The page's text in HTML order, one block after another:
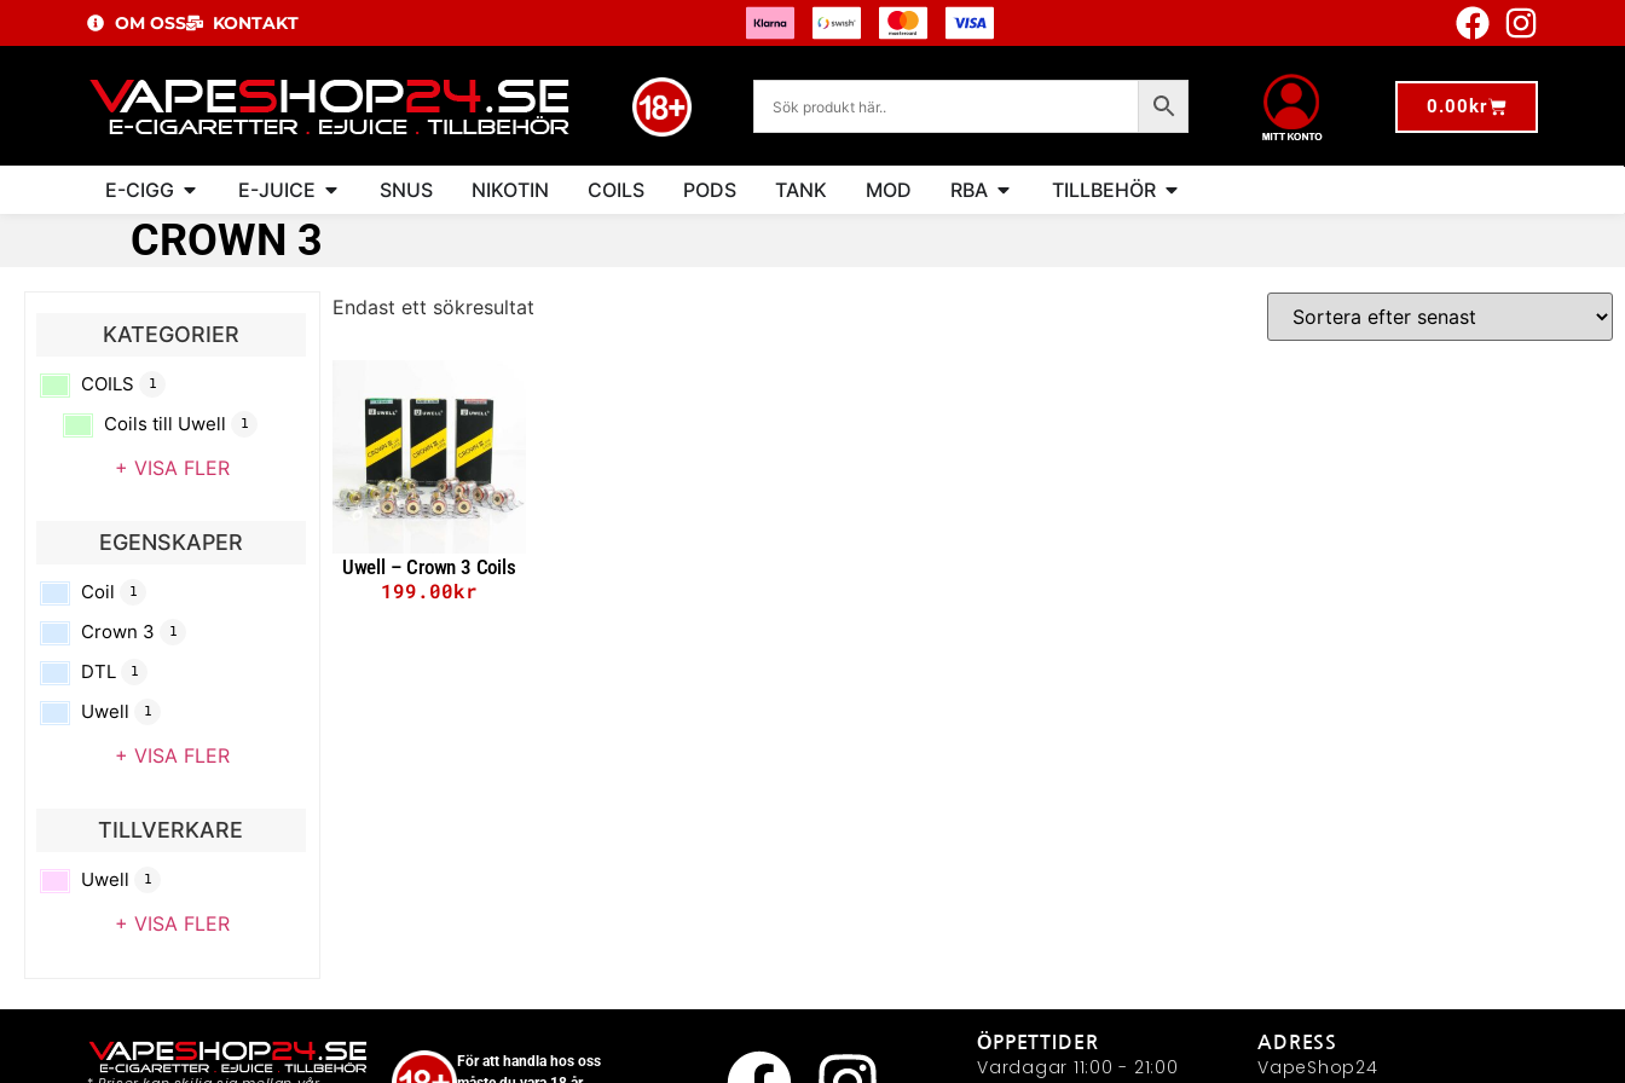
OM OSS KONTAKT
0.00 kr
E-CIGG E-JUICE SNUS NIKOTIN COILS PODS TANK MOD RBA TILLBEHÖR
CROWN 3
KATEGORIER
COILS 1
Coils till Uwell 1
+ VISA FLER
EGENSKAPER
Coil 1
Crown 3 1
DTL 1
Uwell 1
+ VISA FLER
TILLVERKARE
Uwell 1
+ VISA FLER
Endast ett sökresultat
Uwell – Crown 3 Coils
199.00kr
För att handla hos oss
ÖPPETTIDER
Vardagar 11:00 - 21:00
ADRESS
VapeShop24